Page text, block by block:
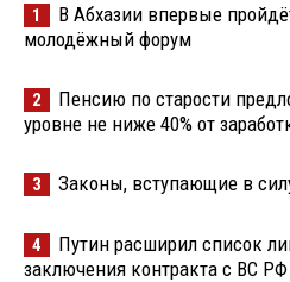
1
В Абхазии впервые
молодёжный форум
2
Пенсию по старости
уровне не ниже 40% от
3 Законы, вступающие в
4
Путин расширил список
заключения контракта с ВС РФ